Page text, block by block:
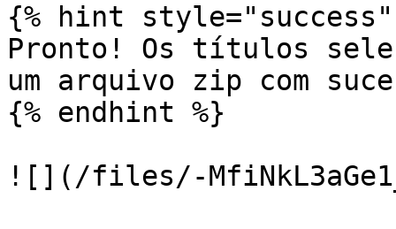
{% hint style="success"
Pronto! Os títulos
um arquivo zip com
{% endhint %}